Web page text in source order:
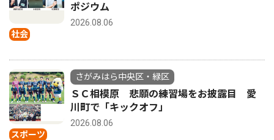
社会
ポジウム
2026.08.06
スポーツ
さがみはら中央区・緑区
ＳＣ相模原 悲願の練習場をお披露目 愛
川町で「キックオフ」
2026.08.06